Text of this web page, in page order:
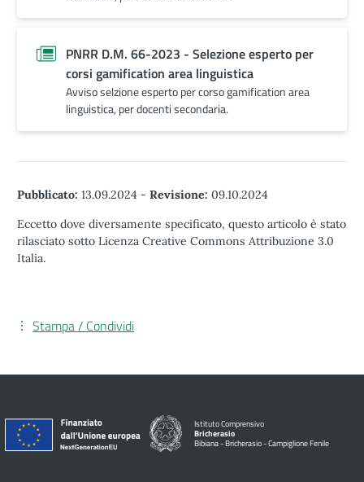
PNRR D.M. 66-2023 - Selezione esperto per
corsi gamification area linguistica
Avviso selzione esperto per corso gamification area
linguistica, per docenti secondaria.
Pubblicato: 13.09.2024 - Revisione: 09.10.2024
Eccetto dove diversamente specificato, questo articolo è stato
rilasciato sotto Licenza Creative Commons Attribuzione 3.0
Italia.
Stampa / Condividi
Istituto Comprensivo
Bricherasio
Bibiana - Bricherasio - Campiglione Fenile